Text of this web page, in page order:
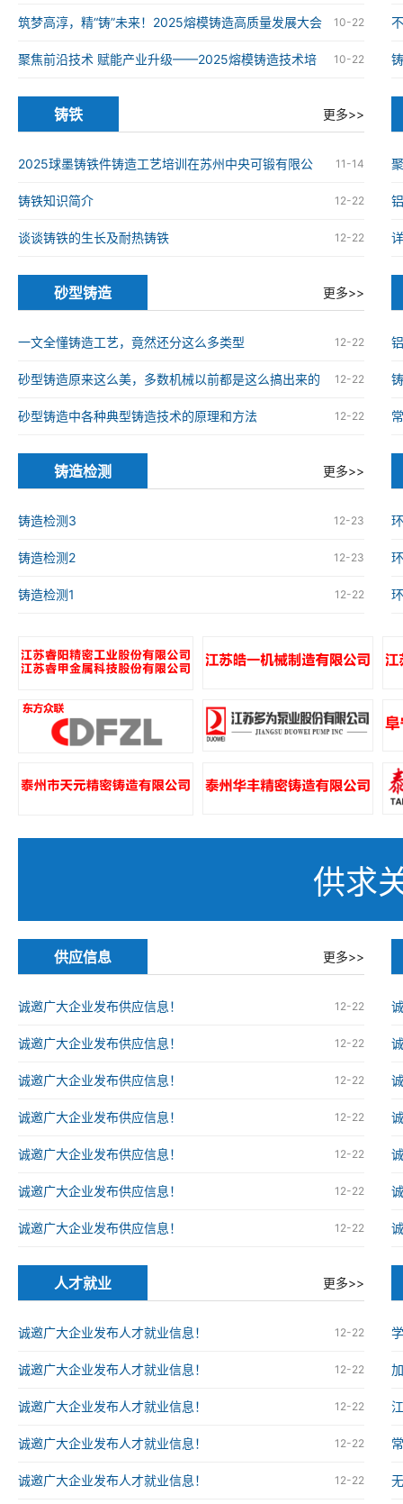
铸造高质量发展大会在南京举办 10-22
筑梦高淳，精“铸”未来！2025熔模铸造高质量发展大会
在南京高淳成功举办 10-22
聚焦前沿技术 赋能产业升级——2025熔模铸造技术培
训班在南京高淳成功举办
铸铁 更多>>
11-14
2025球墨铸铁件铸造工艺培训在苏州中央可锻有限公
司成功举办 12-22
铸铁知识简介
12-22
谈谈铸铁的生长及耐热铸铁
砂型铸造 更多>>
12-22
一文全懂铸造工艺，竟然还分这么多类型
12-22
砂型铸造原来这么美，多数机械以前都是这么搞出来的
12-22
砂型铸造中各种典型铸造技术的原理和方法
铸造检测 更多>>
12-23
铸造检测3
12-23
铸造检测2
12-22
铸造检测1
供求
供应信息 更多>>
12-22
诚邀广大企业发布供应信息！
12-22
诚邀广大企业发布供应信息！
12-22
诚邀广大企业发布供应信息！
12-22
诚邀广大企业发布供应信息！
12-22
诚邀广大企业发布供应信息！
12-22
诚邀广大企业发布供应信息！
12-22
诚邀广大企业发布供应信息！
人才就业 更多>>
12-22
诚邀广大企业发布人才就业信息！
12-22
诚邀广大企业发布人才就业信息！
12-22
诚邀广大企业发布人才就业信息！
12-22
诚邀广大企业发布人才就业信息！
12-22
诚邀广大企业发布人才就业信息！